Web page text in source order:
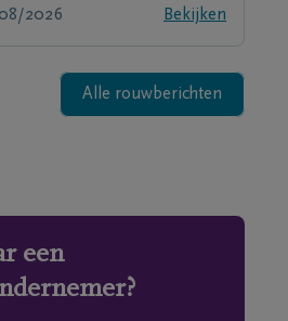
2026
Bekijken
Alle rouwberichten
een